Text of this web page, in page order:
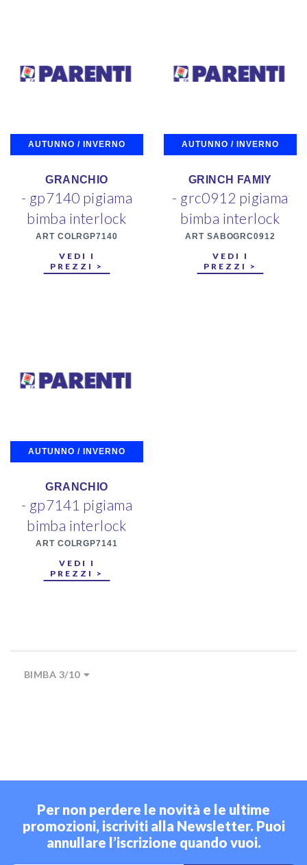
AUTUNNO / INVERNO
GRANCHIO
- gp7140 pigiama
bimba interlock
ART COLRGP7140
VEDI I
PREZZI >
AUTUNNO / INVERNO
GRINCH FAMIY
- grc0912 pigiama
bimba interlock
ART SABOGRC0912
VEDI I
PREZZI >
AUTUNNO / INVERNO
GRANCHIO
- gp7141 pigiama
bimba interlock
ART COLRGP7141
VEDI I
PREZZI >
BIMBA 3/10
Per non perdere le novità e le ultime
promozioni, iscriviti alla Newsletter. Puoi
annullare l’iscrizione quando vuoi.